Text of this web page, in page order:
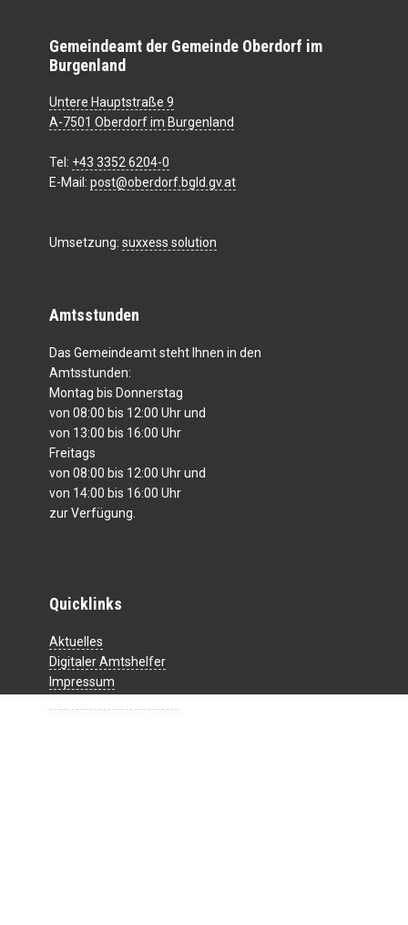
Gemeindeamt der Gemeinde Oberdorf im
Burgenland
Untere Hauptstraße 9
A-7501 Oberdorf im Burgenland
Tel: +43 3352 6204-0
E-Mail: post@oberdorf.bgld.gv.at
Umsetzung: suxxess solution
Amtsstunden
Das Gemeindeamt steht Ihnen in den
Amtsstunden:
Montag bis Donnerstag
von 08:00 bis 12:00 Uhr und
von 13:00 bis 16:00 Uhr
Freitags
von 08:00 bis 12:00 Uhr und
von 14:00 bis 16:00 Uhr
zur Verfügung.
Quicklinks
Aktuelles
Digitaler Amtshelfer
Impressum